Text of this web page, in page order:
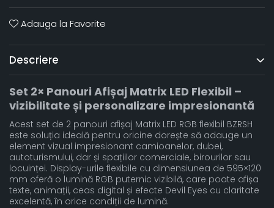
Adauga la Favorite
Descriere
Set 2× Panouri Afișaj Matrix LED Flexibil –
vizibilitate și personalizare impresionantă
Acest set de 2 panouri afișaj Matrix LED RGB flexibil BZRSH
este soluția ideală pentru oricine dorește să adauge un
element vizual impresionant camioanelor, dubei,
autoturismului, dar și spațiilor comerciale, birourilor sau
locuinței. Display-urile flexibile cu dimensiunea de 595×120
mm oferă o lumină RGB puternic vizibilă, care poate afișa
texte, animații, ceas digital și efecte Devil Eyes cu claritate
excelentă, în orice condiții de lumină.